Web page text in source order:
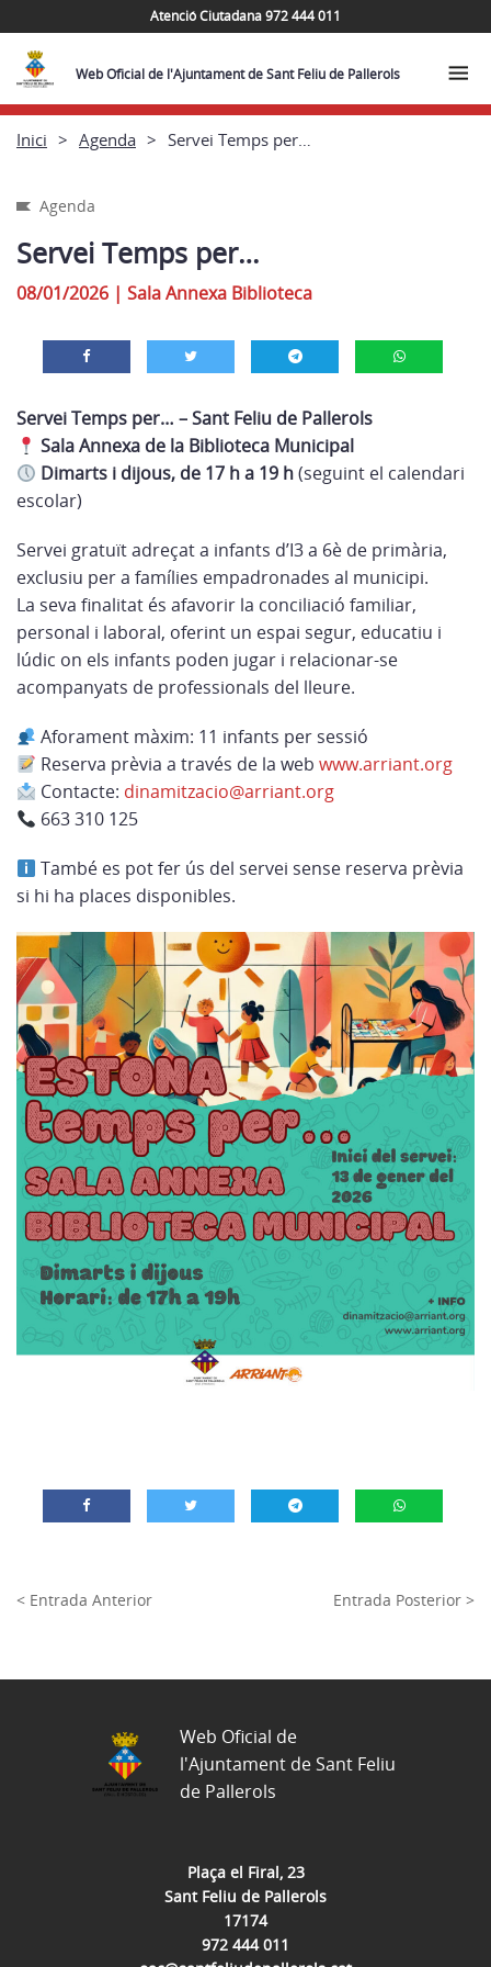
Atenció Ciutadana 972 444 011
Web Oficial de l'Ajuntament de Sant Feliu de Pallerols
Inici Agenda Servei Temps per…
Agenda
Servei Temps per…
08/01/2026 | Sala Annexa Biblioteca
Servei Temps per… – Sant Feliu de Pallerols
Sala Annexa de la Biblioteca Municipal
Dimarts i dijous, de 17 h a 19 h(seguint el calendari
escolar)
Servei gratuït adreçat a infants d’I3 a 6è de primària,
exclusiu per a famílies empadronades al municipi.
La seva finalitat és afavorir la conciliació familiar,
personal i laboral, oferint un espai segur, educatiu i
lúdic on els infants poden jugar i relacionar-se
acompanyats de professionals del lleure.
Aforament màxim: 11 infants per sessió
Reserva prèvia a través de la webwww.arriant.org
Contacte: dinamitzacio@arriant.org
663 310 125
També es pot fer ús del servei sense reserva prèvia
si hi ha places disponibles.
< Entrada Anterior Entrada Posterior >
Plaça el Firal, 23
Sant Feliu de Pallerols
17174
972 444 011
Web Oficial de
l'Ajuntament de Sant Feliu
de Pallerols